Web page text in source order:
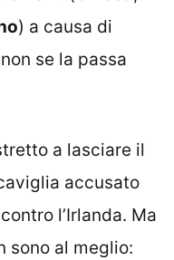
) a causa di
se la passa
a lasciare il
accusato
l’Irlanda. Ma
sono al meglio: